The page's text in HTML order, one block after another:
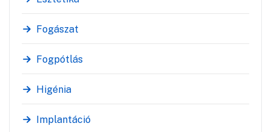
Fogászat
Fogpótlás
Higénia
Implantáció